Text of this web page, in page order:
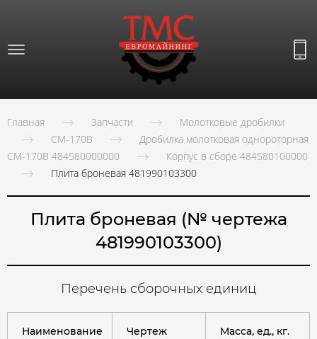
Главная Запчасти
Молотковые дробилки
СМ-170В
Дробилка молотковая однороторная
СМ-170В 484580000000
Корпус в сборе 484580100000
Плита броневая 481990103300
Плита броневая (№ чертежа
481990103300)
Перечень сборочных единиц
Наименование Чертеж Масса, ед., кг.